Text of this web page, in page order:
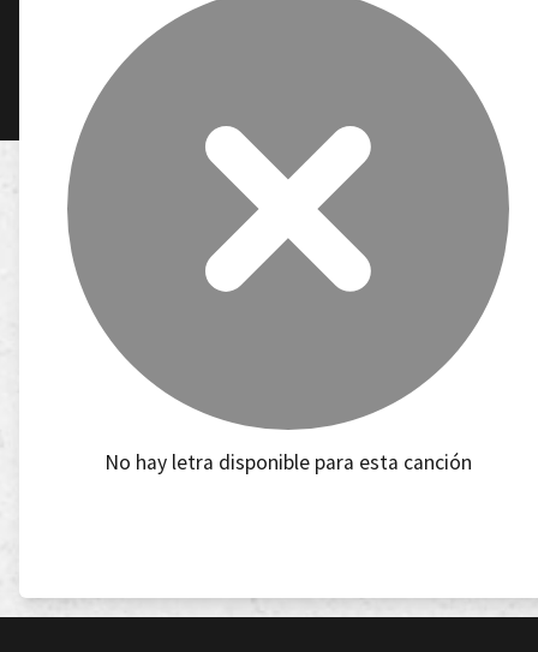
No hay letra disponible para esta canción